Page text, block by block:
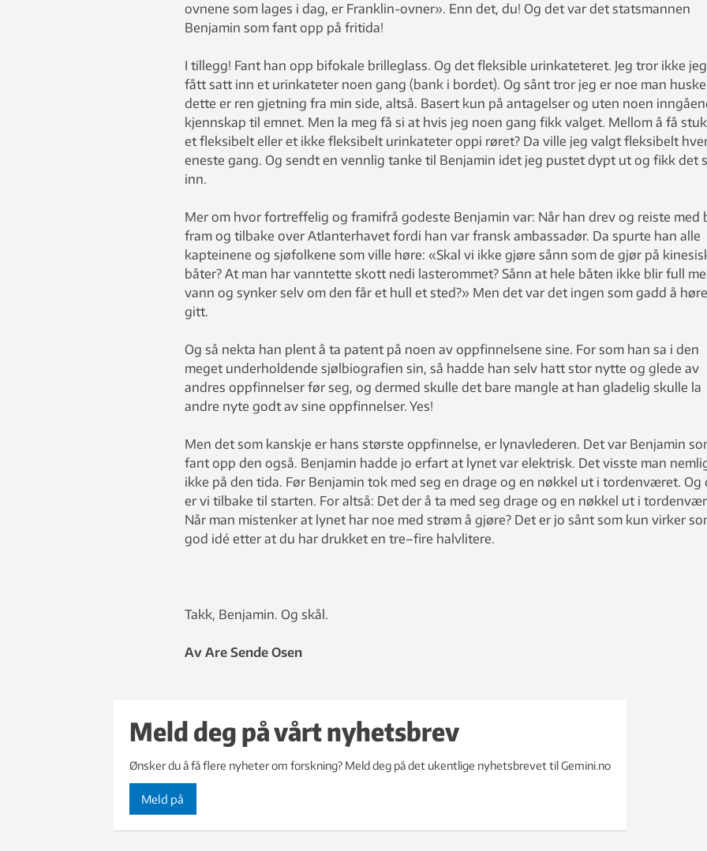
ovnene som lages i dag, er Franklin-ovner». Enn det, du! Og det var det statsmannen
Benjamin som fant opp på fritida!
I tillegg! Fant han opp bifokale brilleglass. Og det fleksible urinkateteret. Jeg tror ikke
fått satt inn et urinkateter noen gang (bank i bordet). Og sånt tror jeg er noe man
dette er ren gjetning fra min side, altså. Basert kun på antagelser og uten noen
kjennskap til emnet. Men la meg få si at hvis jeg noen gang fikk valget. Mellom å få
et fleksibelt eller et ikke fleksibelt urinkateter oppi røret? Da ville jeg valgt fleksibelt
eneste gang. Og sendt en vennlig tanke til Benjamin idet jeg pustet dypt ut og fikk det
inn.
Mer om hvor fortreffelig og framifrå godeste Benjamin var: Når han drev og reiste med
fram og tilbake over Atlanterhavet fordi han var fransk ambassadør. Da spurte han alle
kapteinene og sjøfolkene som ville høre: «Skal vi ikke gjøre sånn som de gjør på
båter? At man har vanntette skott nedi lasterommet? Sånn at hele båten ikke blir full
vann og synker selv om den får et hull et sted?» Men det var det ingen som gadd å
gitt.
Og så nekta han plent å ta patent på noen av oppfinnelsene sine. For som han sa i den
meget underholdende sjølbiografien sin, så hadde han selv hatt stor nytte og glede av
andres oppfinnelser før seg, og dermed skulle det bare mangle at han gladelig skulle la
andre nyte godt av sine oppfinnelser. Yes!
Men det som kanskje er hans største oppfinnelse, er lynavlederen. Det var Benjamin
fant opp den også. Benjamin hadde jo erfart at lynet var elektrisk. Det visste man
ikke på den tida. Før Benjamin tok med seg en drage og en nøkkel ut i tordenværet. Og
er vi tilbake til starten. For altså: Det der å ta med seg drage og en nøkkel ut i
Når man mistenker at lynet har noe med strøm å gjøre? Det er jo sånt som kun virker
god idé etter at du har drukket en tre–fire halvlitere.
Takk, Benjamin. Og skål.
Av Are Sende Osen
Meld deg på vårt nyhetsbrev
Ønsker du å få flere nyheter om forskning? Meld deg på det ukentlige nyhetsbrevet til Gemini.no
Meld på